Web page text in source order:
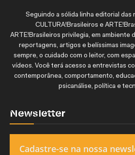
Seguindo a sólida linha editorial das
CULTURA!Brasileiros e
ARTE!Brasileiros privilegia, em ambiente
reportagens, artigos e belíssimas
sempre, o cuidado com o leitor, com
vídeos. Você terá acesso a entrevistas
contemporânea, comportamento,
psicanálise, política e
Newsletter
Cadastre-se na nossa